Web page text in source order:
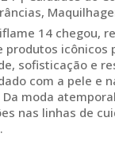
,
14 chegou,
produtos icônicos
sofisticação e
com a pele e
moda
nas linhas de